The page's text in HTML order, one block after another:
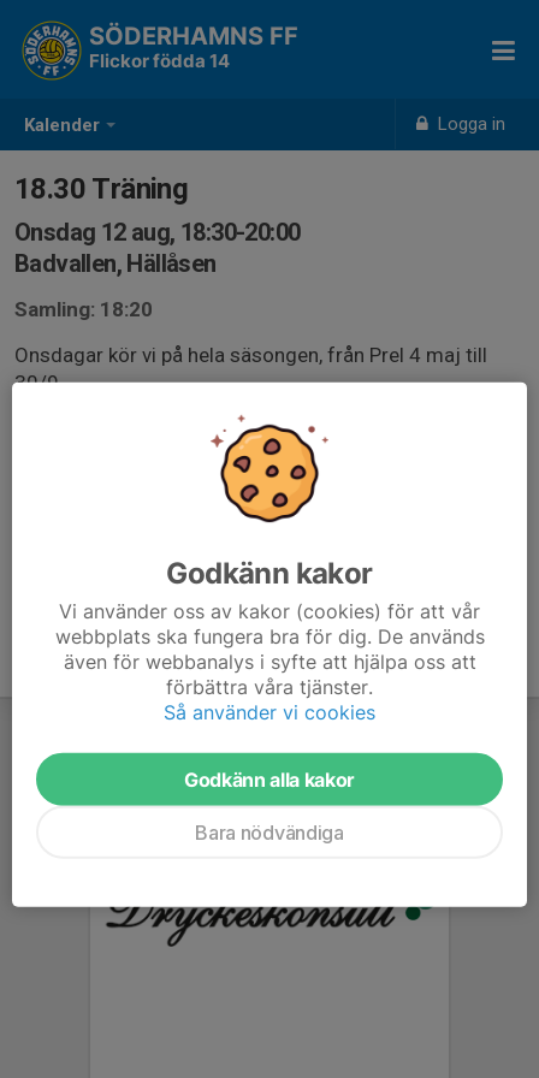
Kalender Logga in
SÖDERHAMNS FF
Flickor födda 14
18.30 Träning
Onsdag 12 aug, 18:30-20:00
Badvallen, Hällåsen
Samling: 18:20
Onsdagar kör vi på hela säsongen, från Prel 4 maj till
30/9.
Å som alltid - hjälp oss genom att svara på kallelserna.
Godkänn kakor
Vi använder oss av kakor (cookies) för att vår
webbplats ska fungera bra för dig. De används
även för webbanalys i syfte att hjälpa oss att
förbättra våra tjänster.
Så använder vi cookies
Godkänn alla kakor
Bara nödvändiga